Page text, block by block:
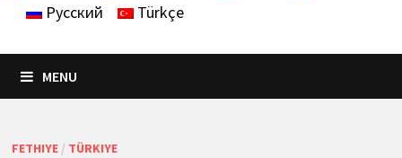
Русский
Türkçe
MENU
FETHIYE/ TÜRKIYE